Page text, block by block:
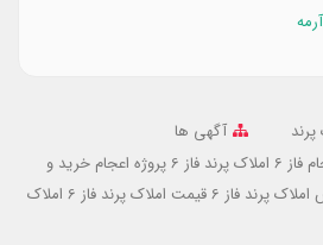
آگهی ها
فاز 6
املاک پرند فاز 6 پروژه اعجام
خرید و
پرند فاز 6 قیمت املاک پرند فاز 6
املاک